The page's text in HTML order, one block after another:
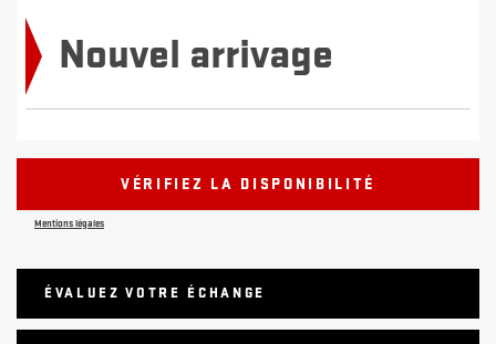
Nouvel arrivage
VÉRIFIEZ LA DISPONIBILITÉ
Mentions légales
ÉVALUEZ VOTRE ÉCHANGE